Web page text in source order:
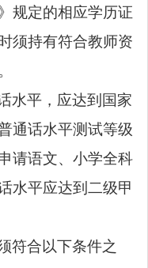
规定的相应学历证
须持有符合教师资
水平，应达到国家
通话水平测试等级
请语文、小学全科
水平应达到二级甲
符合以下条件之